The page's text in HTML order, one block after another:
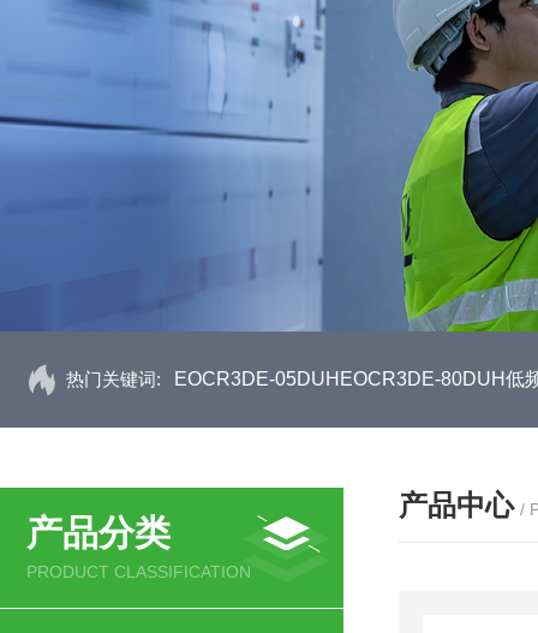
热门关键词: EOCR3DE-05DUHEOCR3DE-80DUH低
产品分类
PRODUCT CLASSIFICATION
产品中心 /